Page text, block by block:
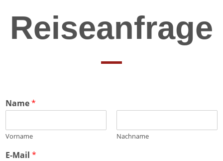
Reiseanfrage
Name*
Vorname Nachname
E-Mail *